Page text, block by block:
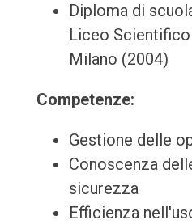
Diploma di
Liceo
Milano (2004)
Competenze:
Gestione delle
Conoscenza
sicurezza
Efficienza